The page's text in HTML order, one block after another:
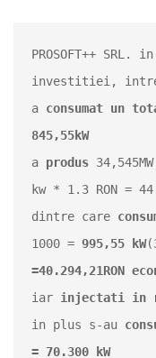
PROSOFT++
investitiei, intre
a consumat un
845,55kW
a produs
kw * 1.3 RON =
dintre care
1000 = 995,55 kW
=40.294,21RON
iar injectati in
in plus s-au
= 70.300 kW